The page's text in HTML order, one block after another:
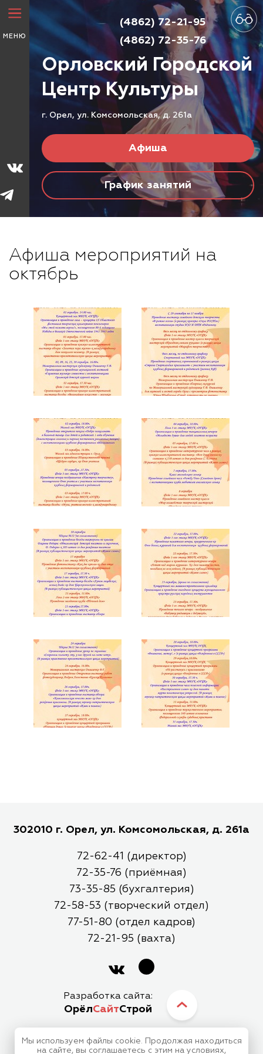
МЕНЮ
Орловский Городской
ЦентрКультуры
г. Орел, ул. Комсомольская, д. 261а
Афиша
График занятий
(4862) 72-21-95
(4862) 72-35-76
Афиша мероприятий на
октябрь
302010 г. Орел, ул. Комсомольская, д. 261а
72-62-41 (директор)
72-35-76 (приёмная)
73-35-85 (бухгалтерия)
72-58-53 (творческий отдел)
77-51-80 (отдел кадров)
72-21-95 (вахта)
Разработка сайта:
ОрёлСайтСтрой
МБУК Орловский Городской Центр Культуры
Мы используем файлы cookie. Продолжая находиться
на сайте, вы соглашаетесь с этим на условиях,